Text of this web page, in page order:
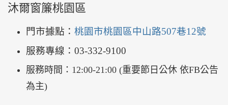
沐爾窗簾桃園區
門市據點： 桃園市桃園區中山路507巷12號
服務專線：03-332-9100
服務時間：12:00-21:00 (重要節日公休 依FB公告
為主)